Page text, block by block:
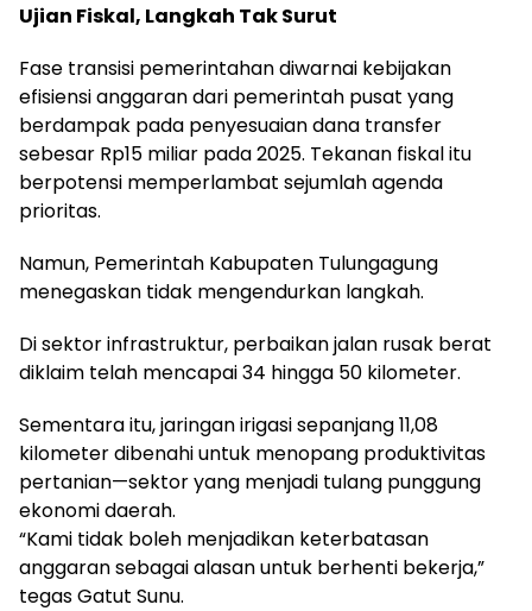
Ujian Fiskal, Langkah Tak Surut
Fase transisi pemerintahan diwarnai kebijakan
efisiensi anggaran dari pemerintah pusat yang
berdampak pada penyesuaian dana transfer
sebesar Rp15 miliar pada 2025. Tekanan fiskal itu
berpotensi memperlambat sejumlah agenda
prioritas.
Namun, Pemerintah Kabupaten Tulungagung
menegaskan tidak mengendurkan langkah.
Di sektor infrastruktur, perbaikan jalan rusak berat
diklaim telah mencapai 34 hingga 50 kilometer.
Sementara itu, jaringan irigasi sepanjang 11,08
kilometer dibenahi untuk menopang produktivitas
pertanian—sektor yang menjadi tulang punggung
ekonomi daerah.
“Kami tidak boleh menjadikan keterbatasan
anggaran sebagai alasan untuk berhenti bekerja,”
tegas Gatut Sunu.